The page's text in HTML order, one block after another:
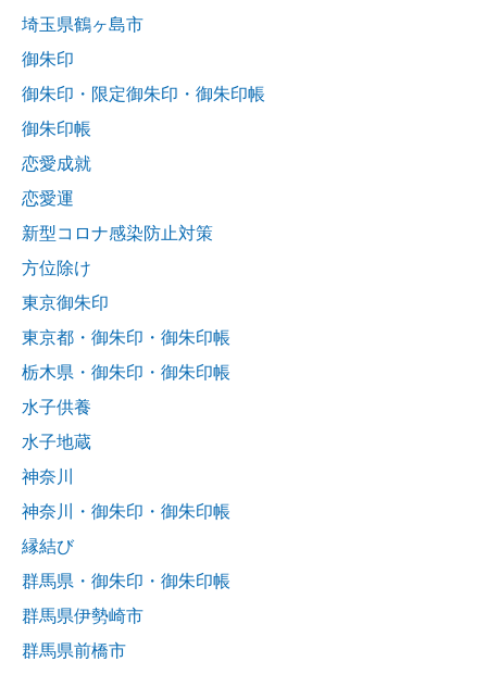
埼玉県鶴ヶ島市
御朱印
御朱印・限定御朱印・御朱印帳
御朱印帳
恋愛成就
恋愛運
新型コロナ感染防止対策
方位除け
東京御朱印
東京都・御朱印・御朱印帳
栃木県・御朱印・御朱印帳
水子供養
水子地蔵
神奈川
神奈川・御朱印・御朱印帳
縁結び
群馬県・御朱印・御朱印帳
群馬県伊勢崎市
群馬県前橋市